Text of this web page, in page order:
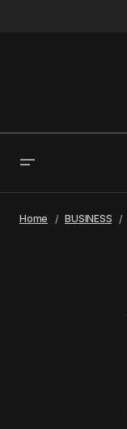
Home BUSINESS